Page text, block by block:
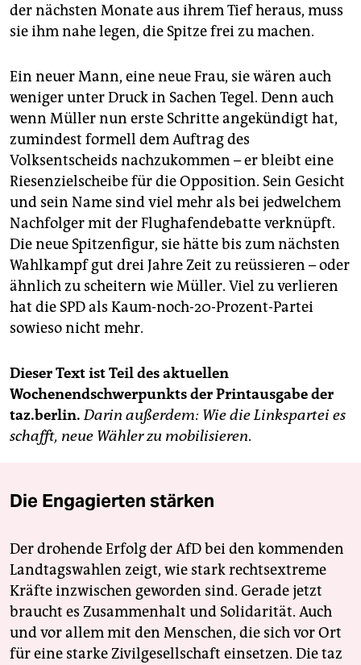
der nächsten Monate aus ihrem Tief heraus, muss
sie ihm nahe legen, die Spitze frei zu machen.
Ein neuer Mann, eine neue Frau, sie wären auch
weniger unter Druck in Sachen Tegel. Denn auch
wenn Müller nun erste Schritte angekündigt hat,
zumindest formell dem Auftrag des
Volksentscheids nachzukommen – er bleibt eine
Riesenzielscheibe für die Opposition. Sein Gesicht
und sein Name sind viel mehr als bei jedwelchem
Nachfolger mit der Flughafendebatte verknüpft.
Die neue Spitzenfigur, sie hätte bis zum nächsten
Wahlkampf gut drei Jahre Zeit zu reüssieren – oder
ähnlich zu scheitern wie Müller. Viel zu verlieren
hat die SPD als Kaum-noch-20-Prozent-Partei
sowieso nicht mehr.
Dieser Text ist Teil des aktuellen
Wochenendschwerpunkts der Printausgabe der
taz.berlin. Darin außerdem: Wie die Linkspartei es
schafft, neue Wähler zu mobilisieren.
Die Engagierten stärken
Der drohende Erfolg der AfD bei den kommenden
Landtagswahlen zeigt, wie stark rechtsextreme
Kräfte inzwischen geworden sind. Gerade jetzt
braucht es Zusammenhalt und Solidarität. Auch
und vor allem mit den Menschen, die sich vor Ort
für eine starke Zivilgesellschaft einsetzen. Die taz